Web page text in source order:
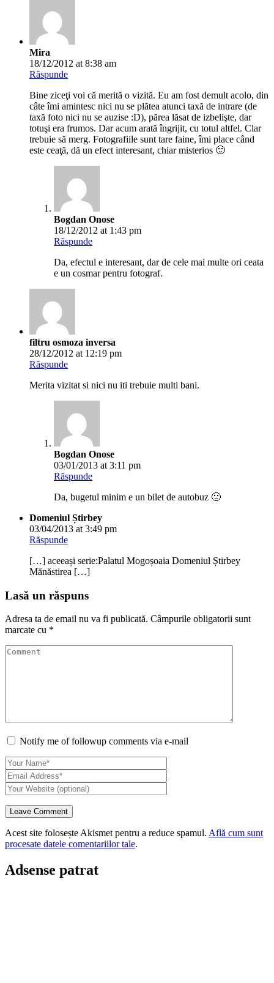
Mira
18/12/2012 at 8:38 am
Răspunde
Bine ziceţi voi că merită o vizită. Eu am fost demult acolo, din
câte îmi amintesc nici nu se plătea atunci taxă de intrare (de
taxă foto nici nu se auzise :D), părea lăsat de izbelişte, dar
totuşi era frumos. Dar acum arată îngrijit, cu totul altfel. Clar
trebuie să merg. Fotografiile sunt tare faine, îmi place când
este ceaţă, dă un efect interesant, chiar misterios 🙂
Bogdan Onose
18/12/2012 at 1:43 pm
Răspunde
Da, efectul e interesant, dar de cele mai multe ori ceata
e un cosmar pentru fotograf.
filtru osmoza inversa
28/12/2012 at 12:19 pm
Răspunde
Merita vizitat si nici nu iti trebuie multi bani.
Bogdan Onose
03/01/2013 at 3:11 pm
Răspunde
Da, bugetul minim e un bilet de autobuz 🙂
Domeniul Știrbey
03/04/2013 at 3:49 pm
Răspunde
[…] aceeași serie:Palatul Mogoșoaia Domeniul Știrbey
Mănăstirea […]
Lasă un răspuns
Adresa ta de email nu va fi publicată. Câmpurile obligatorii sunt
marcate cu *
Notify me of followup comments via e-mail
Acest site folosește Akismet pentru a reduce spamul. Află cum sunt
procesate datele comentariilor tale.
Adsense patrat